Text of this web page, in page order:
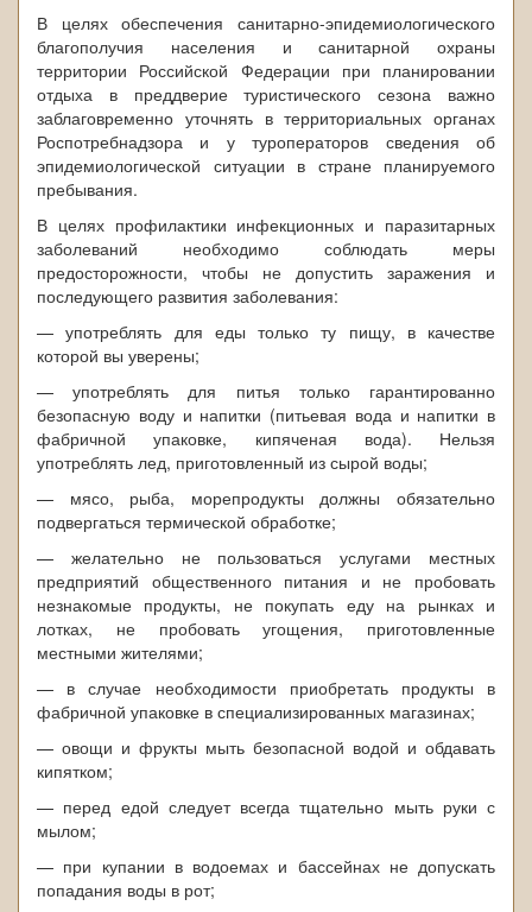
В целях обеспечения санитарно-эпидемиологического
благополучия населения и санитарной охраны
территории Российской Федерации при планировании
отдыха в преддверие туристического сезона
важно
заблаговременно уточнять в территориальных органах
Роспотребнадзора и у туроператоров сведения об
эпидемиологической ситуации в стране планируемого
пребывания.
В целях профилактики инфекционных и паразитарных
заболеваний необходимо соблюдать меры
предосторожности, чтобы не допустить заражения и
последующего развития заболевания:
— употреблять для еды только ту пищу, в качестве
которой вы уверены;
— употреблять для питья только гарантированно
безопасную воду и напитки (питьевая вода и напитки в
фабричной упаковке, кипяченая вода). Нельзя
употреблять лед, приготовленный из сырой воды;
— мясо, рыба, морепродукты должны обязательно
подвергаться термической обработке;
— желательно не пользоваться услугами местных
предприятий общественного питания и не пробовать
незнакомые продукты, не покупать еду на рынках и
лотках, не пробовать угощения, приготовленные
местными жителями;
— в случае необходимости приобретать продукты в
фабричной упаковке в специализированных магазинах;
— овощи и фрукты мыть безопасной водой и обдавать
кипятком;
— перед едой следует всегда тщательно мыть руки с
мылом;
— при купании в водоемах и бассейнах не допускать
попадания воды в рот;